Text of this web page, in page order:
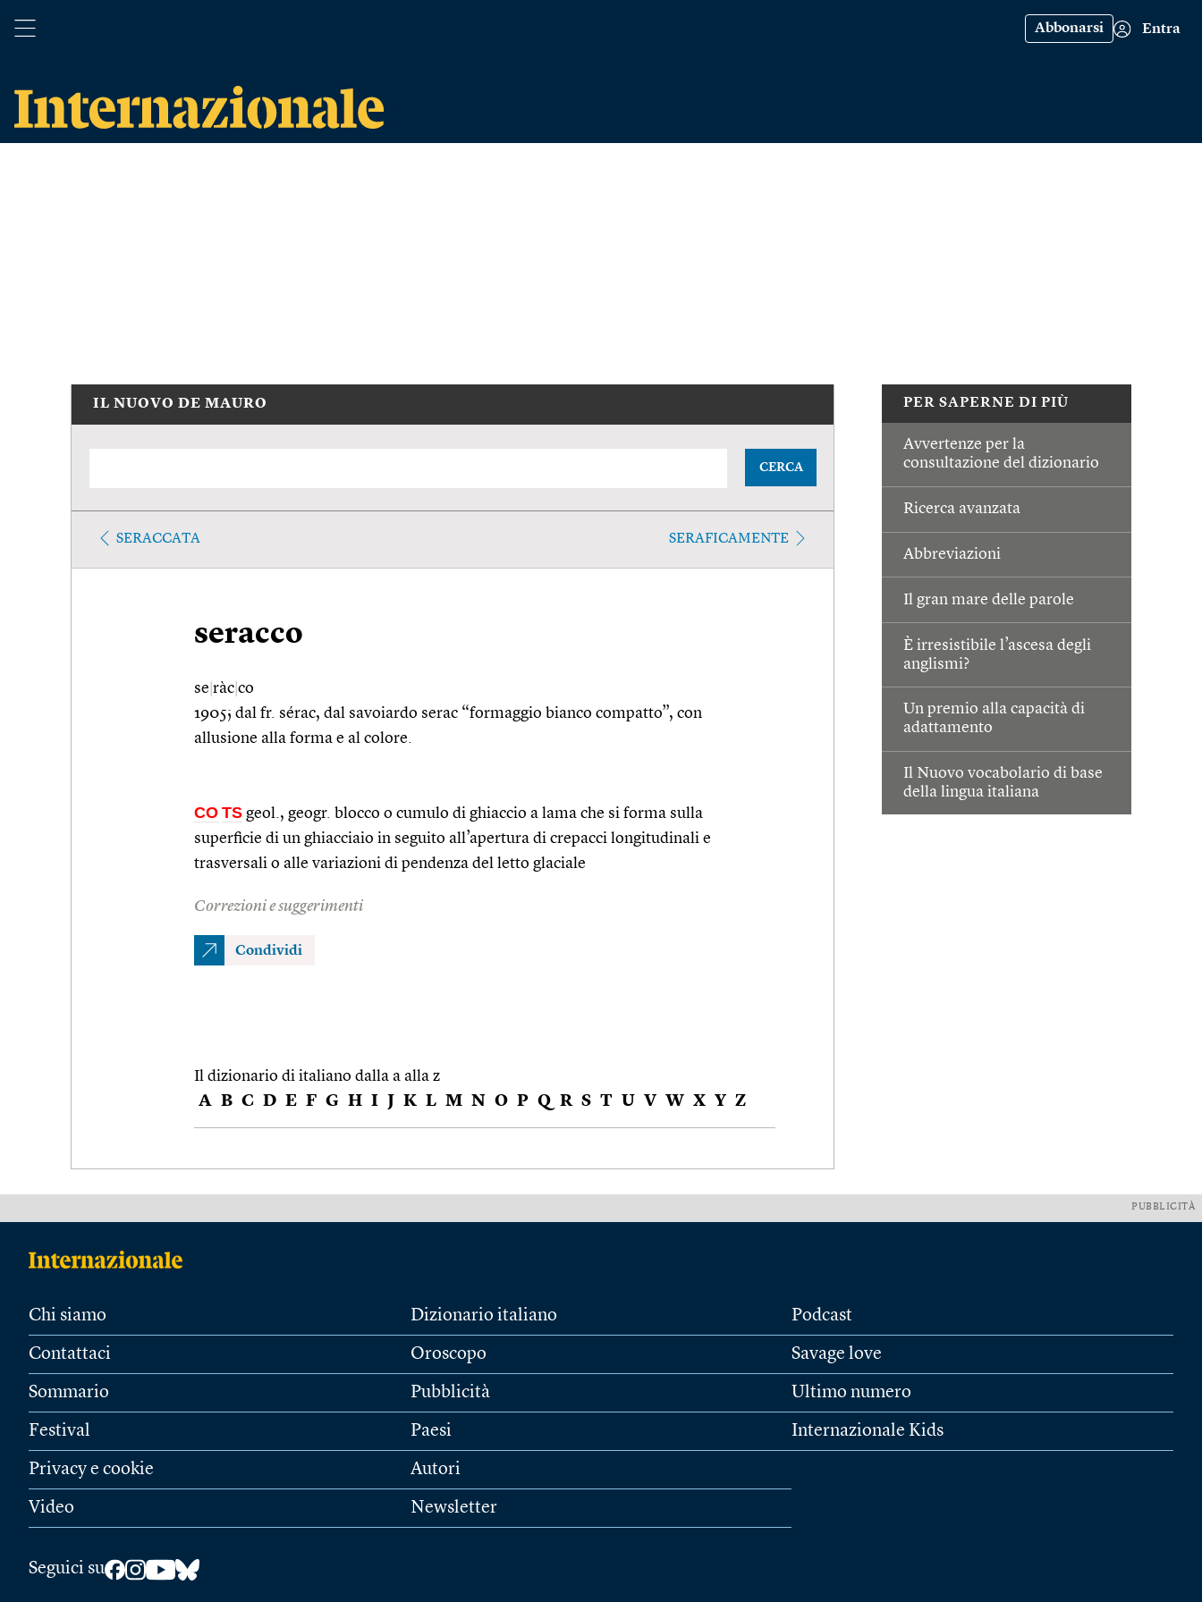
Abbonarsi Entra
PER SAPERNE DI PIÙ
Avvertenze per la
consultazione del dizionario
Ricerca avanzata
Abbreviazioni
Il gran mare delle parole
È irresistibile l’ascesa degli
anglismi?
Un premio alla capacità di
adattamento
Il Nuovo vocabolario di base
della lingua italiana
IL NUOVO DE MAURO
CERCA
SERACCATA SERAFICAMENTE
seracco
se ràc co
1905; dal fr. sérac, dal savoiardo serac “formaggio bianco compatto”, con
allusione alla forma e al colore.
CO TS geol., geogr. blocco o cumulo di ghiaccio a lama che si forma sulla
superficie di un ghiacciaio in seguito all’apertura di crepacci longitudinali e
trasversali o alle variazioni di pendenza del letto glaciale
Correzioni e suggerimenti
Condividi
Il dizionario di italiano dalla a alla z
A B C D E F G H I J K L M N O P Q R S T U V W X Y Z
PUBBLICITÀ
Chi siamo
Contattaci
Sommario
Festival
Privacy e cookie
Video
Dizionario italiano
Oroscopo
Pubblicità
Paesi
Autori
Newsletter
Podcast
Savage love
Ultimo numero
Internazionale Kids
Seguici su